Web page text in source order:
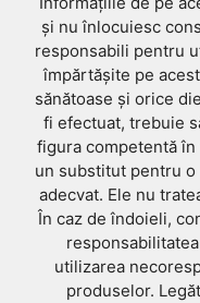
și nu înlocuiesc
responsabili pentru
împărtășite pe
sănătoase și orice
fi efectuat, trebuie
figura competentă
un substitut pentru o
adecvat. Ele nu
În caz de îndoieli,
utilizarea
produselor.